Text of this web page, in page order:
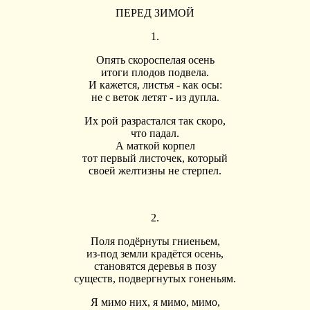
ПЕРЕД ЗИМОЙ
1.
Опять скороспелая осень
итоги плодов подвела.
И кажется, листья - как осы:
не с веток летят - из дупла.
Их рой разрастался так скоро,
что падал.
А маткой корпел
тот первый листочек, который
своей желтизны не стерпел.
2.
Поля подёрнуты гниеньем,
из-под земли крадётся осень,
становятся деревья в позу
существ, подвергнутых гоненьям.
Я мимо них, я мимо, мимо,